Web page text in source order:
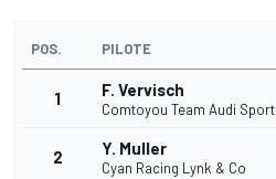
POS. PILOTE
1 F. Vervisch
Comtoyou Team Audi Sport
2 Y. Muller
Cyan Racing Lynk & Co